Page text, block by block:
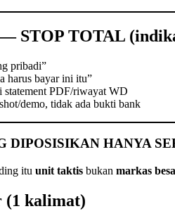
STOP TOTAL
pribadi”
harus bayar ini itu”
statement PDF/riwayat WD
demo, tidak ada bukti bank
DIPOSISIKAN HANYA
itu unit taktis bukan markas
(1 kalimat)